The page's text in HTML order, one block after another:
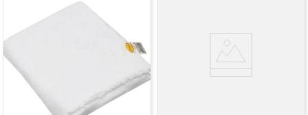
4,5cm
Comprimento:
4,5cm
Peso:
Composição:
Diversos